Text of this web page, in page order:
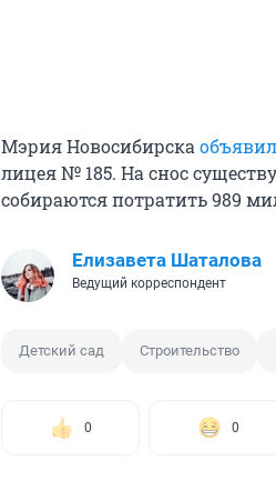
Мэрия Новосибирска
лицея № 185. На снос
собираются потратить 989
Елизавета Шаталова
Ведущий корреспондент
Детский сад Строительство
0 0